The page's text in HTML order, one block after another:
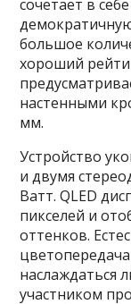
сочетает в
большое
хороший
настенными
мм.
Устройство
и двумя
Ватт. QLED
пикселей и
оттенков.
наслаждаться
участником